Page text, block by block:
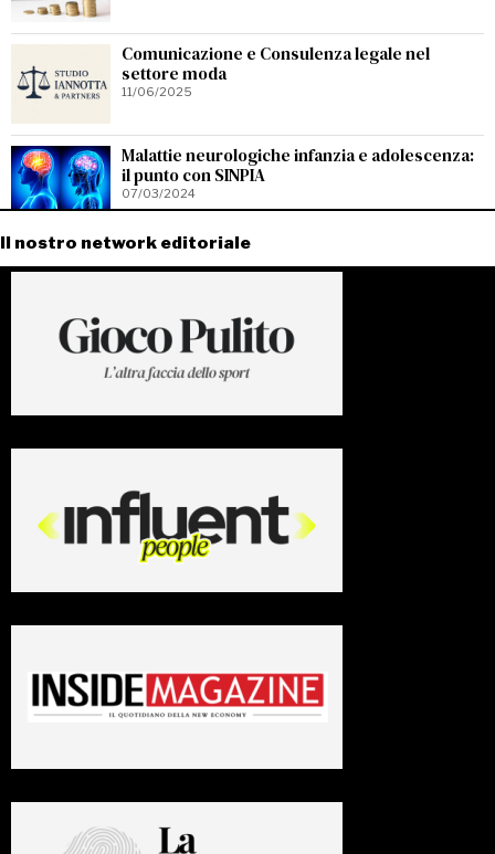
Comunicazione e Consulenza legale nel
settore moda
11/06/2025
Malattie neurologiche infanzia e adolescenza:
il punto con SINPIA
07/03/2024
Il nostro network editoriale